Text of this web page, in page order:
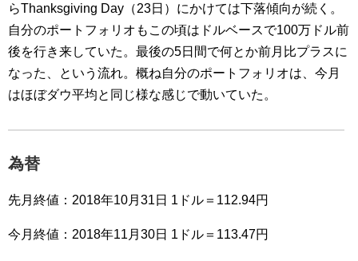
らThanksgiving Day（23日）にかけては下落傾向が続く。
自分のポートフォリオもこの頃はドルベースで100万ドル前
後を行き来していた。最後の5日間で何とか前月比プラスに
なった、という流れ。概ね自分のポートフォリオは、今月
はほぼダウ平均と同じ様な感じで動いていた。
為替
先月終値：2018年10月31日 1ドル＝112.94円
今月終値：2018年11月30日 1ドル＝113.47円